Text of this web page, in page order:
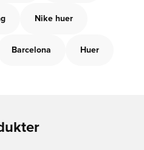
Nike huer
Barcelona Huer